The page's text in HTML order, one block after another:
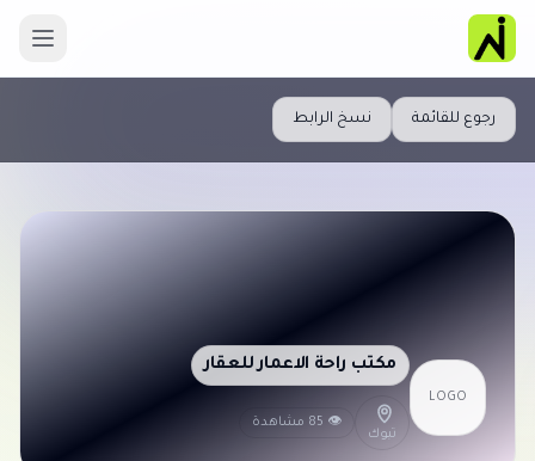
رجوع للقائمة نسخ الرابط
LOGO
مكتب راحة الاعمار للعقار
تبوك
👁 85 مشاهدة